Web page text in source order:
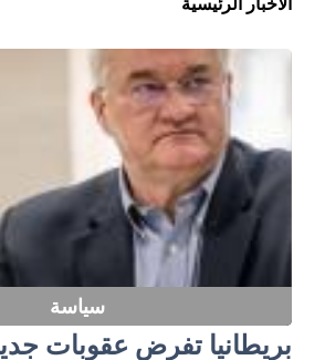
سياسة
بريطانيا تفرض عقوبات